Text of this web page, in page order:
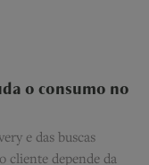
o consumo no
e das buscas
cliente depende da